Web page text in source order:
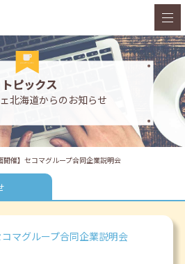
トピックス
北海道からのお知らせ
開催】セコマグループ合同企業説明会
コマグループ合同企業説明会